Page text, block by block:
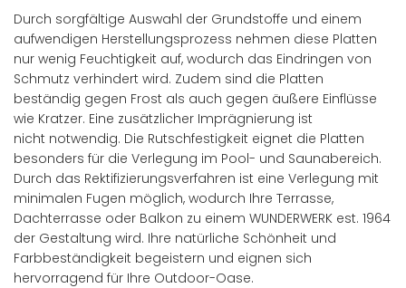
Durch sorgfältige Auswahl der Grundstoffe und einem
aufwendigen Herstellungsprozess nehmen diese Platten
nur wenig Feuchtigkeit auf, wodurch das Eindringen von
Schmutz verhindert wird. Zudem sind die Platten
beständig gegen Frost als auch gegen äußere Einflüsse
wie Kratzer. Eine zusätzlicher Imprägnierung ist
nicht notwendig. Die Rutschfestigkeit eignet die Platten
besonders für die Verlegung im Pool- und Saunabereich.
Durch das Rektifizierungsverfahren ist eine Verlegung mit
minimalen Fugen möglich, wodurch Ihre Terrasse,
Dachterrasse oder Balkon zu einem WUNDERWERK est. 1964
der Gestaltung wird. Ihre natürliche Schönheit und
Farbbeständigkeit begeistern und eignen sich
hervorragend für Ihre Outdoor-Oase.